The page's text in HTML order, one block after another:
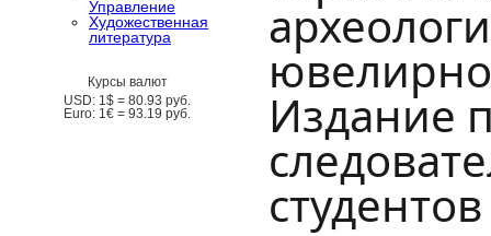
Издание
Управление
Художественная
литература
Курсы валют
USD: 1$ = 80.93 руб.
Euro: 1€ = 93.19 руб.